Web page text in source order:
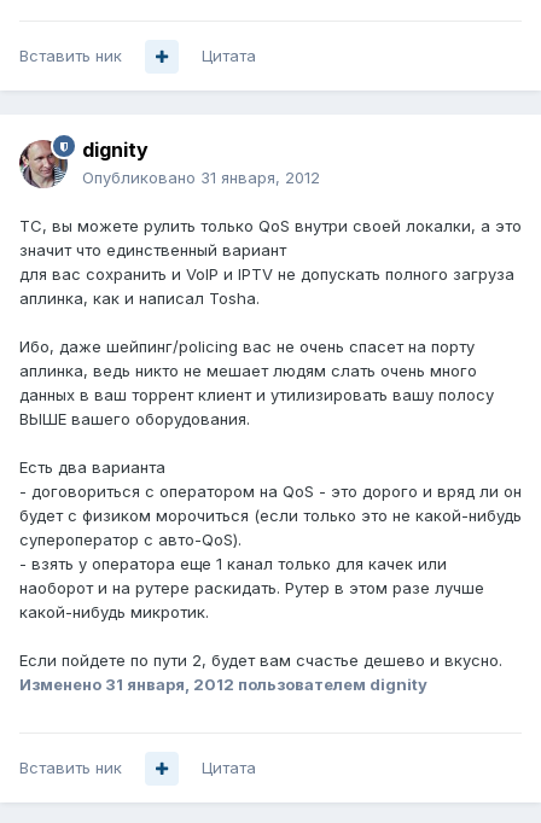
Вставить ник Цитата
dignity
Опубликовано 31 января, 2012
ТС, вы можете рулить только QoS внутри своей локалки, а это
значит что единственный вариант
для вас сохранить и VoIP и IPTV не допускать полного загруза
аплинка, как и написал Tosha.
Ибо, даже шейпинг/policing вас не очень спасет на порту
аплинка, ведь никто не мешает людям слать очень много
данных в ваш торрент клиент и утилизировать вашу полосу
ВЫШЕ вашего оборудования.
Есть два варианта
- договориться с оператором на QoS - это дорого и вряд ли он
будет с физиком морочиться (если только это не какой-нибудь
супероператор с авто-QoS).
- взять у оператора еще 1 канал только для качек или
наоборот и на рутере раскидать. Рутер в этом разе лучше
какой-нибудь микротик.
Если пойдете по пути 2, будет вам счастье дешево и вкусно.
Изменено 31 января, 2012 пользователем dignity
Вставить ник Цитата